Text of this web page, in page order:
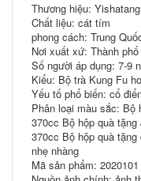
Thương hiệu: Yishatang
Chất liệu: cát tím
phong cách: Trung
Nơi xuất xứ: Thành
Số người áp dụng: 7-9
Kiểu: Bộ trà Kung Fu
Yếu tố phổ biến: cổ
Phân loại màu sắc: Bộ
370cc Bộ hộp quà
370cc Bộ hộp quà
nhẹ nhàng
Mã sản phẩm: 2020101